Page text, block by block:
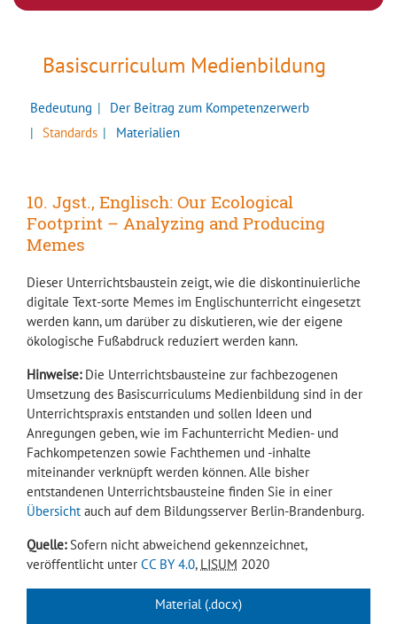
Basiscurriculum Medienbildung
Bedeutung
Der Beitrag zum Kompetenzerwerb
Standards
Materialien
10. Jgst., Englisch: Our Ecological
Footprint – Analyzing and Producing
Memes
Dieser Unterrichtsbaustein zeigt, wie die diskontinuierliche
digitale Text-sorte Memes im Englischunterricht eingesetzt
werden kann, um darüber zu diskutieren, wie der eigene
ökologische Fußabdruck reduziert werden kann.
Hinweise:Die Unterrichtsbausteine zur fachbezogenen
Umsetzung des Basiscurriculums Medienbildung sind in der
Unterrichtspraxis entstanden und sollen Ideen und
Anregungen geben, wie im Fachunterricht Medien- und
Fachkompetenzen sowie Fachthemen und -inhalte
miteinander verknüpft werden können. Alle bisher
entstandenen Unterrichtsbausteine finden Sie in einer
Übersicht auch auf dem Bildungsserver Berlin-Brandenburg.
Quelle:Sofern nicht abweichend gekennzeichnet,
veröffentlicht unter CC BY 4.0, LISUM 2020
Material (.docx)